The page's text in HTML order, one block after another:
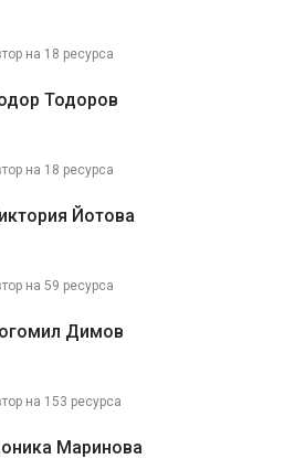
на 18 ресурса
Тодоров
на 18 ресурса
Йотова
на 59 ресурса
Димов
на 153 ресурса
Маринова